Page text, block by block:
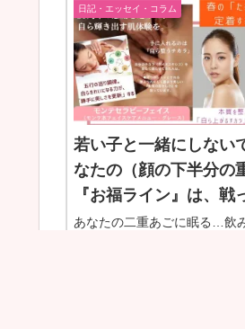
日記・エッセイ・コラム
若い子と一緒にしない
なたの（顔の下半分の
『お福ライン』は、戦
た勲章です〜
あなたの二重あごに眠る…飲